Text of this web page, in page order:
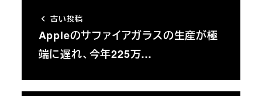
古い投稿
Appleのサファイアガラスの生産が極
端に遅れ、今年225万…